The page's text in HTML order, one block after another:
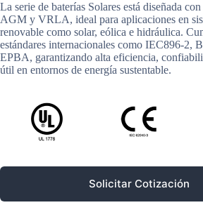
La serie de baterías Solares está diseñada
AGM y VRLA, ideal para aplicaciones en
renovable como solar, eólica e hidráulica.
estándares internacionales como IEC896-2,
EPBA, garantizando alta eficiencia,
útil en entornos de energía sustentable.
Solicitar Cotización